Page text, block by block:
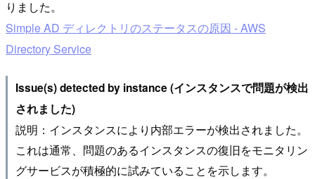
りました。
Simple AD ディレクトリのステータスの原因 - AWS
Directory Service
Issue(s) detected by instance (インスタンスで問題が検出
されました)
説明：インスタンスにより内部エラーが検出されました。
これは通常、問題のあるインスタンスの復旧をモニタリン
グサービスが積極的に試みていることを示します。